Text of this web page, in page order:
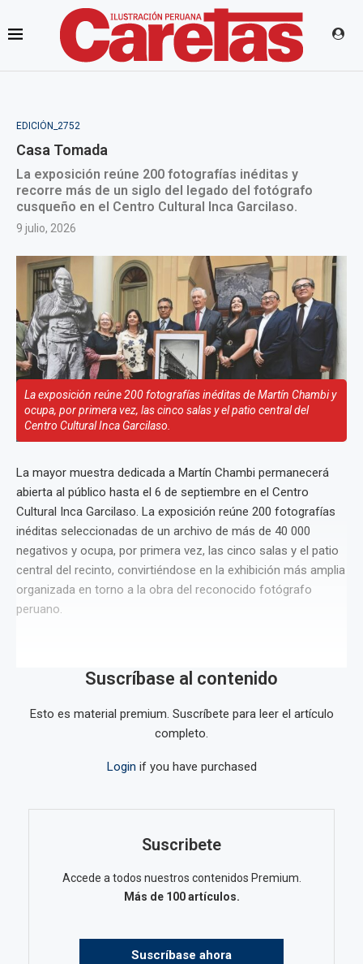
EDICIÓN_2752
Casa Tomada
La exposición reúne 200 fotografías inéditas y
recorre más de un siglo del legado del fotógrafo
cusqueño en el Centro Cultural Inca Garcilaso.
9 julio, 2026
La exposición reúne 200 fotografías inéditas de Martín Chambi y
ocupa, por primera vez, las cinco salas y el patio central del
Centro Cultural Inca Garcilaso.
La mayor muestra dedicada a Martín Chambi permanecerá
abierta al público hasta el 6 de septiembre en el Centro
Cultural Inca Garcilaso. La exposición reúne 200 fotografías
inéditas seleccionadas de un archivo de más de 40 000
negativos y ocupa, por primera vez, las cinco salas y el patio
central del recinto, convirtiéndose en la exhibición más amplia
organizada en torno a la obra del reconocido fotógrafo
peruano.
Suscríbase al contenido
Esto es material premium. Suscríbete para leer el artículo
completo.
Login if you have purchased
Suscribete
Accede a todos nuestros contenidos Premium.
Más de 100 artículos.
Suscríbase ahora